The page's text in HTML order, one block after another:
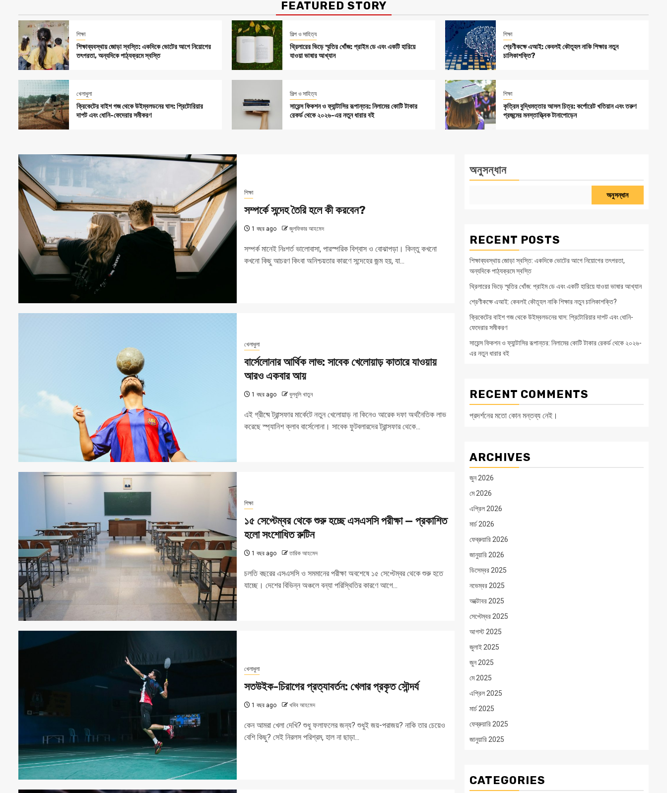
FEATURED STORY
শিক্ষা
শিক্ষাব্যবস্থায় জোড়া স্বস্তি: একদিকে ভোটের আগে নিয়োগের
তৎপরতা, অন্যদিকে পাঠ্যক্রমে স্বস্তি
শিল্প ও সাহিত্য
থ্রিলারের ভিড়ে স্মৃতির খোঁজ: প্রাইম ডে এবং একটি হারিয়ে
যাওয়া ভাষার আখ্যান
শিক্ষা
শ্রেণীকক্ষে এআই: কেবলই কৌতূহল নাকি শিক্ষার নতুন
চালিকাশক্তি?
খেলাধুলা
ক্রিকেটের বাইশ গজ থেকে উইম্বলডনের ঘাস: প্রিটোরিয়ার
দাপট এবং ধোনি-ফেদেরার সমীকরণ
শিল্প ও সাহিত্য
সায়েন্স ফিকশন ও ফ্যান্টাসির রূপান্তর: নিলামের কোটি টাকার
রেকর্ড থেকে ২০২৬-এর নতুন ধারার বই
শিক্ষা
কৃত্রিম বুদ্ধিমত্তার আসল চিত্র: কর্পোরেট খতিয়ান এবং তরুণ
প্রজন্মের মনস্তাত্ত্বিক টানাপোড়েন
শিক্ষা
সম্পর্কে সন্দেহ তৈরি হলে কী করবেন?
1 বছর ago জুলফিকার আহমেদ
সম্পর্ক মানেই নিঃশর্ত ভালোবাসা, পারস্পরিক বিশ্বাস ও বোঝাপড়া। কিন্তু কখনো
কখনো কিছু আচরণ কিংবা অনিশ্চয়তার কারণে সন্দেহের জন্ম হয়, যা...
খেলাধুলা
বার্সেলোনার আর্থিক লাভ: সাবেক খেলোয়াড় কাতারে যাওয়ায়
আরও একবার আয়
1 বছর ago বুলবুলি খাতুন
এই গ্রীষ্মে ট্রান্সফার মার্কেটে নতুন খেলোয়াড় না কিনেও আরেক দফা অর্থনৈতিক লাভ
করেছে স্প্যানিশ ক্লাব বার্সেলোনা। সাবেক ফুটবলারদের ট্রান্সফার থেকে...
শিক্ষা
১৫ সেপ্টেম্বর থেকে শুরু হচ্ছে এসএসসি পরীক্ষা — প্রকাশিত
হলো সংশোধিত রুটিন
1 বছর ago তারিক আহমেদ
চলতি বছরের এসএসসি ও সমমানের পরীক্ষা অবশেষে ১৫ সেপ্টেম্বর থেকে শুরু হতে
যাচ্ছে। দেশের বিভিন্ন অঞ্চলে বন্যা পরিস্থিতির কারণে আগে...
খেলাধুলা
সতউইক-চিরাগের প্রত্যাবর্তন: খেলার প্রকৃত সৌন্দর্য
1 বছর ago খবিব আহমেদ
কেন আমরা খেলা দেখি? শুধু ফলাফলের জন্য? শুধুই জয়-পরাজয়? নাকি তার চেয়েও
বেশি কিছু? সেই নিরলস পরিশ্রম, হাল না ছাড়া...
অনুসন্ধান
অনুসন্ধান
RECENT POSTS
শিক্ষাব্যবস্থায় জোড়া স্বস্তি: একদিকে ভোটের আগে নিয়োগের তৎপরতা,
অন্যদিকে পাঠ্যক্রমে স্বস্তি
থ্রিলারের ভিড়ে স্মৃতির খোঁজ: প্রাইম ডে এবং একটি হারিয়ে যাওয়া ভাষার আখ্যান
শ্রেণীকক্ষে এআই: কেবলই কৌতূহল নাকি শিক্ষার নতুন চালিকাশক্তি?
ক্রিকেটের বাইশ গজ থেকে উইম্বলডনের ঘাস: প্রিটোরিয়ার দাপট এবং ধোনি-
ফেদেরার সমীকরণ
সায়েন্স ফিকশন ও ফ্যান্টাসির রূপান্তর: নিলামের কোটি টাকার রেকর্ড থেকে ২০২৬-
এর নতুন ধারার বই
RECENT COMMENTS
প্রদর্শনের মতো কোন মন্তব্য নেই।
ARCHIVES
জুন 2026
মে 2026
এপ্রিল 2026
মার্চ 2026
ফেব্রুয়ারি 2026
জানুয়ারি 2026
ডিসেম্বর 2025
নভেম্বর 2025
অক্টোবর 2025
সেপ্টেম্বর 2025
আগস্ট 2025
জুলাই 2025
জুন 2025
মে 2025
এপ্রিল 2025
মার্চ 2025
ফেব্রুয়ারি 2025
জানুয়ারি 2025
CATEGORIES